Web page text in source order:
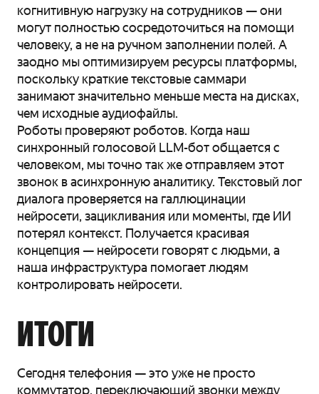
когнитивную нагрузку на сотрудников — они
могут полностью сосредоточиться на помощи
человеку, а не на ручном заполнении полей. А
заодно мы оптимизируем ресурсы платформы,
поскольку краткие текстовые саммари
занимают значительно меньше места на дисках,
чем исходные аудиофайлы.
Роботы проверяют роботов. Когда наш
синхронный голосовой LLM-бот общается с
человеком, мы точно так же отправляем этот
звонок в асинхронную аналитику. Текстовый лог
диалога проверяется на галлюцинации
нейросети, зацикливания или моменты, где ИИ
потерял контекст. Получается красивая
концепция — нейросети говорят с людьми, а
наша инфраструктура помогает людям
контролировать нейросети.
ИТОГИ
Сегодня телефония — это уже не просто
коммутатор, переключающий звонки между